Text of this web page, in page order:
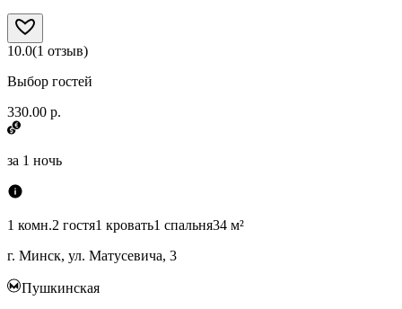
10.0(1 отзыв)
Выбор гостей
330.00 р.
за 1 ночь
1 комн.2 гостя1 кровать1 спальня34 м²
г. Минск, ул. Матусевича, 3
Пушкинская